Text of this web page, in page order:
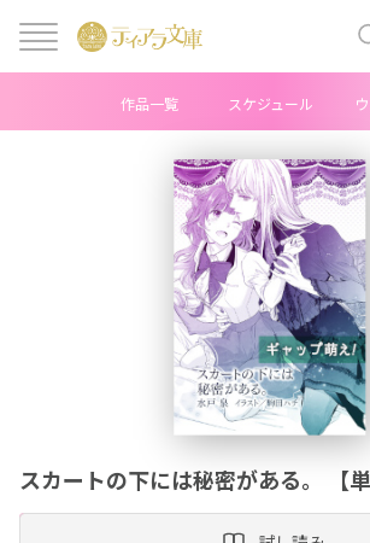
ニ
作品一覧 スケジュール
スカートの下には秘密がある。 【単